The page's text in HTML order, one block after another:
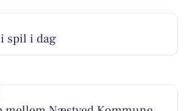
spil i dag